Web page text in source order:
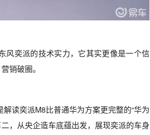
风奕派的技术实力，它其实更像是一个信
销破圈。
读奕派M8比普通华为方案更完整的“华为
，从央企造车底蕴出发，展现奕派的车身